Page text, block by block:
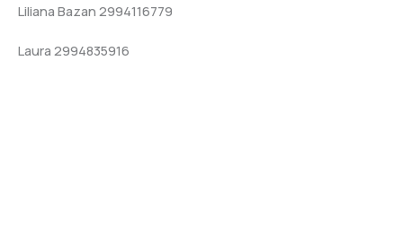
Liliana Bazan 2994116779
Laura 2994835916